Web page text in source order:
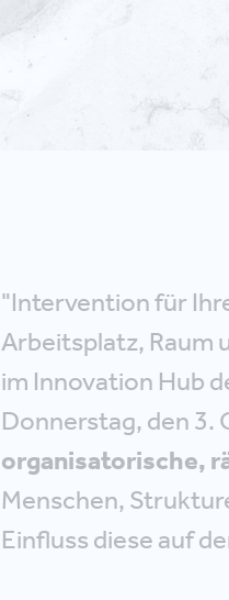
"Intervention für
Arbeitsplatz, Raum
im Innovation Hub
Donnerstag, den 3.
organisatorische,
Menschen,
Einfluss diese auf